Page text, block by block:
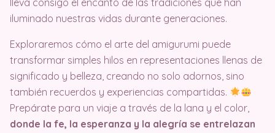
lleva consigo el encanto de las tradiciones que han
iluminado nuestras vidas durante generaciones.
Exploraremos cómo el arte del amigurumi puede
transformar simples hilos en representaciones llenas de
significado y belleza, creando no solo adornos, sino
también recuerdos y experiencias compartidas.
Prepárate para un viaje a través de la lana y el color,
donde la fe, la esperanza y la alegría se entrelazan